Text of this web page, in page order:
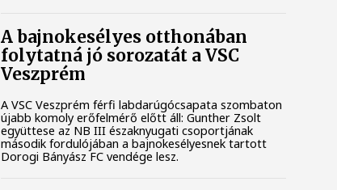
A bajnokesélyes otthonában
folytatná jó sorozatát a VSC
Veszprém
A VSC Veszprém férfi labdarúgócsapata szombaton
újabb komoly erőfelmérő előtt áll: Gunther Zsolt
együttese az NB III északnyugati csoportjának
második fordulójában a bajnokesélyesnek tartott
Dorogi Bányász FC vendége lesz.